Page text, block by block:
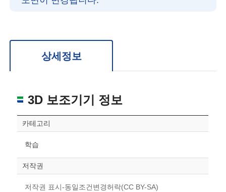
위치 이동: 우측 드래그
상세정보
3D 보조기기 정보
카테고리
학습
저작권
저작권 표시-동일조건변경허락(CC BY-SA)